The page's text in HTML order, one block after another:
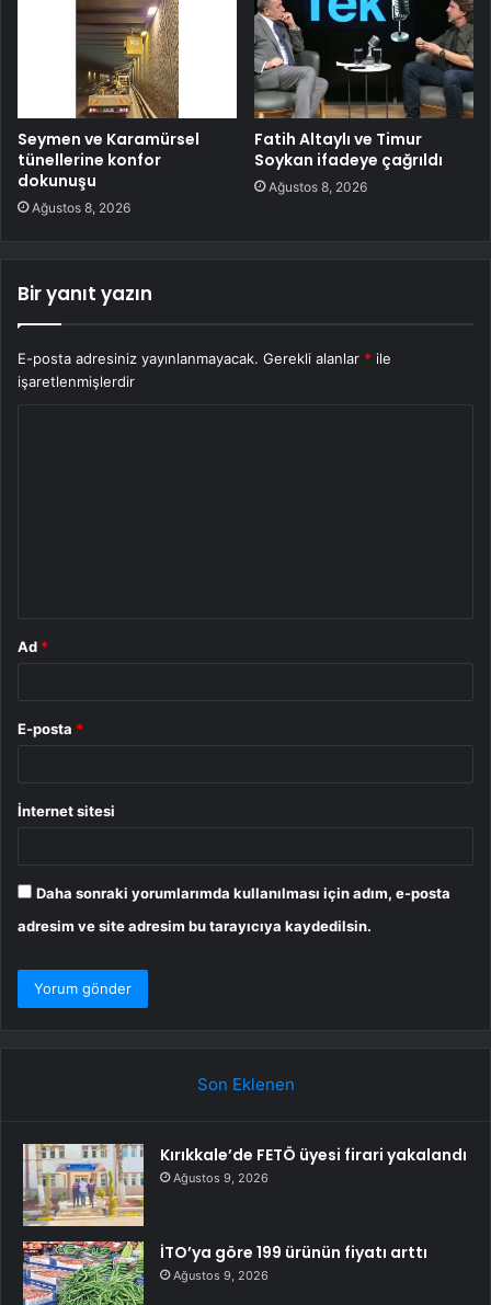
Seymen ve Karamürsel
tünellerine konfor
dokunuşu
Ağustos 8, 2026
Fatih Altaylı ve Timur
Soykan ifadeye çağrıldı
Ağustos 8, 2026
Bir yanıt yazın
E-posta adresiniz yayınlanmayacak. Gerekli alanlar * ile
işaretlenmişlerdir
Ad *
E-posta *
İnternet sitesi
Daha sonraki yorumlarımda kullanılması için adım, e-posta
adresim ve site adresim bu tarayıcıya kaydedilsin.
Son Eklenen
Kırıkkale’de FETÖ üyesi firari yakalandı
Ağustos 9, 2026
İTO’ya göre 199 ürünün fiyatı arttı
Ağustos 9, 2026